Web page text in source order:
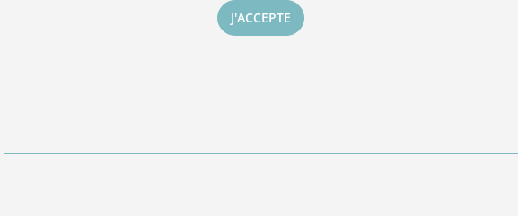
J'ACCEPTE